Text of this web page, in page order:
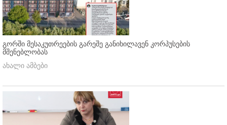
გორში მესაკუთრეების გარეშე განიხილავენ კორპუსების
მშენებლობას
ახალი ამბები